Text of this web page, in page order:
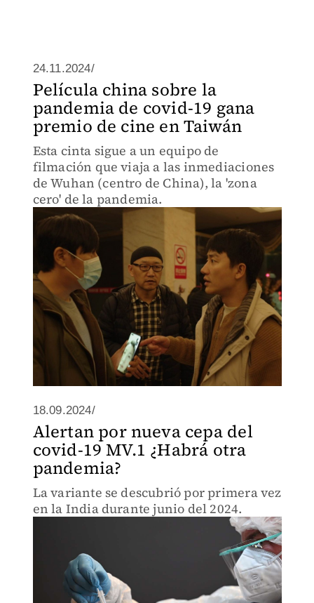
24.11.2024/
Película china sobre la
pandemia de covid-19 gana
premio de cine en Taiwán
Esta cinta sigue a un equipo de
filmación que viaja a las inmediaciones
de Wuhan (centro de China), la 'zona
cero' de la pandemia.
18.09.2024/
Alertan por nueva cepa del
covid-19 MV.1 ¿Habrá otra
pandemia?
La variante se descubrió por primera vez
en la India durante junio del 2024.